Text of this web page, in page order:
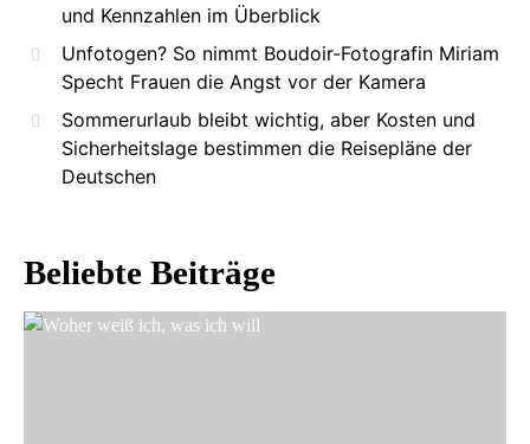
und Kennzahlen im Überblick
Unfotogen? So nimmt Boudoir-Fotografin Miriam
Specht Frauen die Angst vor der Kamera
Sommerurlaub bleibt wichtig, aber Kosten und
Sicherheitslage bestimmen die Reisepläne der
Deutschen
Beliebte Beiträge